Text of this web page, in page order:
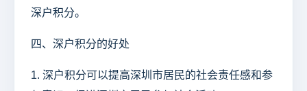
深户积分。
四、深户积分的好处
1. 深户积分可以提高深圳市居民的社会责任感和参